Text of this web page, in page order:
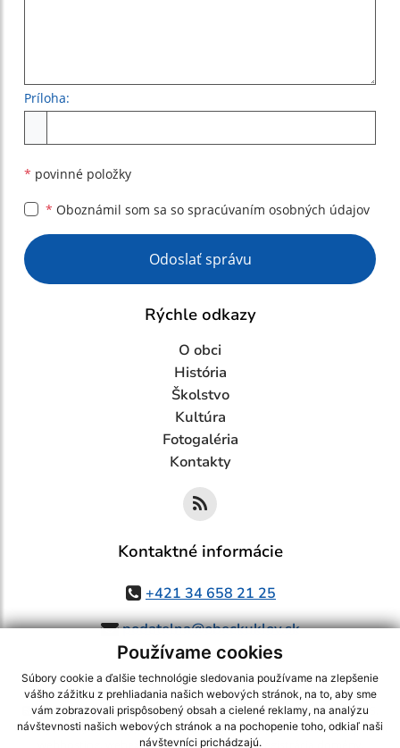
Používame cookies
Súbory cookie a ďalšie technológie sledovania používame na zlepšenie
vášho zážitku z prehliadania našich webových stránok, na to, aby sme
vám zobrazovali prispôsobený obsah a cielené reklamy, na analýzu
návštevnosti našich webových stránok a na pochopenie toho, odkiaľ naši
návštevníci prichádzajú.
Príloha:
* povinné položky
* Oboznámil som sa so spracúvaním osobných údajov
Google reCaptcha Response
Odoslať správu
Rýchle odkazy
O obci
História
Školstvo
Kultúra
Fotogaléria
Kontakty
Kontaktné informácie
+421 34 658 21 25
podatelna@obeckuklov.sk
využite možnosť získavania aktuálnych informácií s využitím RSS
CMS systém (redakčný) systém ECHELON 2,Mapa stránok,web portál
webex.digital, s.r.o.,domény,registrácia domény